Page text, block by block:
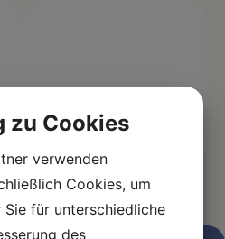
zu Cookies
verwenden
Cookies, um
für unterschiedliche
des